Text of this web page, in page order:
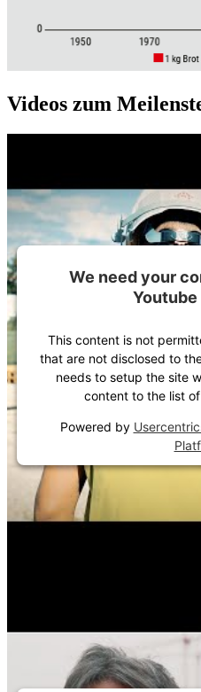
Videos zum
We need your
This content is not
that are not disclosed to
needs to setup the site
content to the list
Powered by